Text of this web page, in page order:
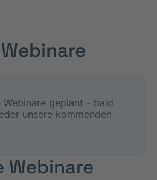
geplant - bald
unsere kommenden
Webinare